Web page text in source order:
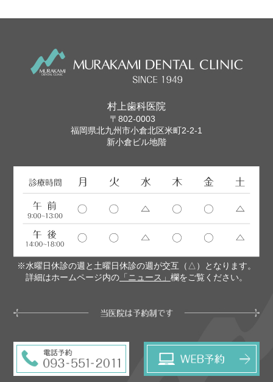
村上歯科医院
〒802-0003
福岡県北九州市小倉北区米町2-2-1
新小倉ビル地階
※水曜日休診の週と土曜日休診の週が交互（△）となります。
詳細はホームページ内の 「ニュース」 欄をご覧ください。